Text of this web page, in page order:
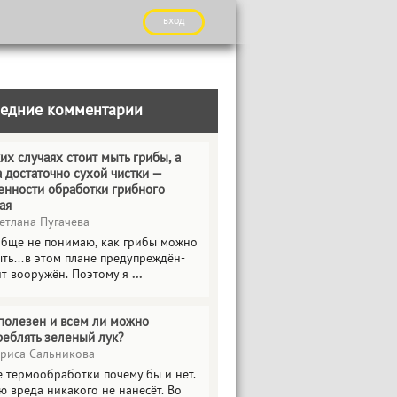
вход
комментарии
случаях стоит мыть грибы, а
достаточно сухой чистки —
обработки грибного
Пугачева
не понимаю, как грибы можно
этом плане предупреждён-
вооружён. Поэтому я ...
и всем ли можно
зеленый лук?
Сальникова
термообработки почему бы и нет.
вреда никакого не нанесёт. Во